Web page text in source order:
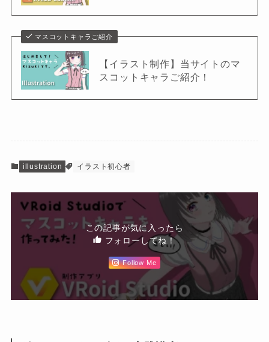
マスコットキャラご紹介
【イラスト制作】当サイトのマ
スコットキャラご紹介！
illustration イラスト初心者
この記事が気に入ったら
フォローしてね！
Follow Me